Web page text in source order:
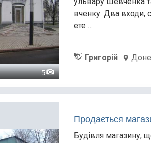
5
вченку. Два входи,
ете …
Григорій
Продається
Будівля магазину,